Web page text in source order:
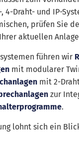
4-Draht- und IP-
prüfen Sie
aktuellen
führen wir
mit modularer
mit 2-
zur
.
lohnt sich ein